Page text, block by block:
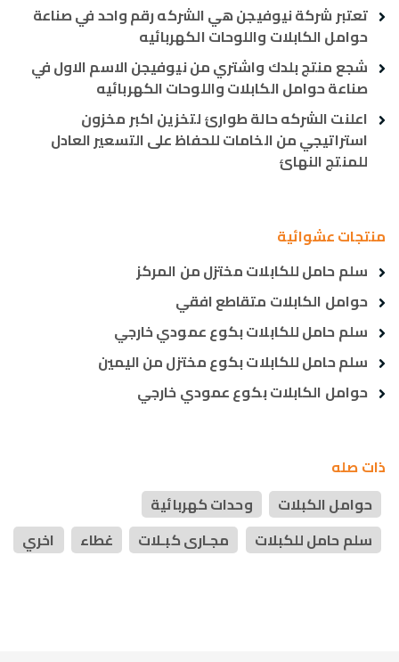
تعتبر شركة نيوفيجن هي الشركه رقم واحد في صناعة
حوامل الكابلات واللوحات الكهربائيه
شجع منتج بلدك واشتري من نيوفيجن الاسم الاول في
صناعة حوامل الكابلات واللوحات الكهربائيه
اعلنت الشركه حالة طوارئ لتخزين اكبر مخزون
استراتيجي من الخامات للحفاظ على التسعير العادل
للمنتج النهائ
منتجات عشوائية
سلم حامل للكابلات مختزل من المركز
حوامل الكابلات متقاطع افقي
سلم حامل للكابلات بكوع عمودي خارجي
سلم حامل للكابلات بكوع مختزل من اليمين
حوامل الكابلات بكوع عمودي خارجي
ذات صله
حوامل الكبلات
وحدات كهربائية
سلم حامل للكبلات
مجـارى كبـلات غطاء اخري